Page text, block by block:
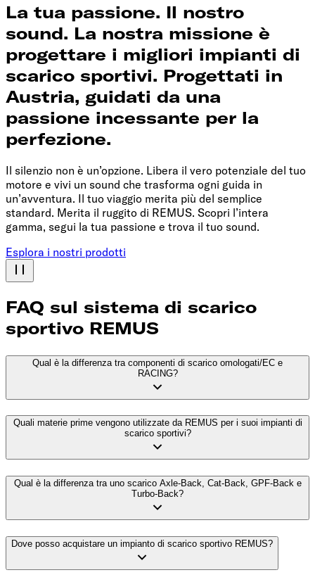
La tua passione. Il nostro
sound. La nostra missione è
progettare i migliori impianti di
scarico sportivi. Progettati in
Austria, guidati da una
passione incessante per la
perfezione.
Il silenzio non è un’opzione. Libera il vero potenziale del tuo
motore e vivi un sound che trasforma ogni guida in
un’avventura. Il tuo viaggio merita più del semplice
standard. Merita il ruggito di REMUS. Scopri l’intera
gamma, segui la tua passione e trova il tuo sound.
Esplora i nostri prodotti
FAQ sul sistema di scarico
sportivo REMUS
Qual è la differenza tra componenti di scarico omologati/EC e
RACING?
Quali materie prime vengono utilizzate da REMUS per i suoi impianti di
scarico sportivi?
Qual è la differenza tra uno scarico Axle-Back, Cat-Back, GPF-Back e
Turbo-Back?
Dove posso acquistare un impianto di scarico sportivo REMUS?